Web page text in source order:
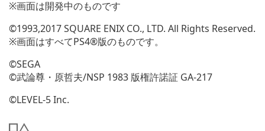
※画面は開発中のものです
©1993,2017 SQUARE ENIX CO., LTD. All Rights Reserved.
※画面はすべてPS4®版のものです。
©SEGA
©武論尊・原哲夫/NSP 1983 版権許諾証 GA-217
©LEVEL-5 Inc.